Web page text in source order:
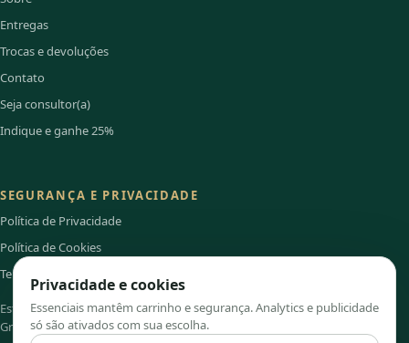
Entregas
Trocas e devoluções
Contato
Seja consultor(a)
Indique e ganhe 25%
SEGURANÇA E PRIVACIDADE
Política de Privacidade
Política de Cookies
Termos de Uso
Este site é independente e não é o portal institucional oficial do
Grupo Hinode.
Privacidade e cookies
Essenciais mantêm carrinho e segurança. Analytics e publicidade
só são ativados com sua escolha.